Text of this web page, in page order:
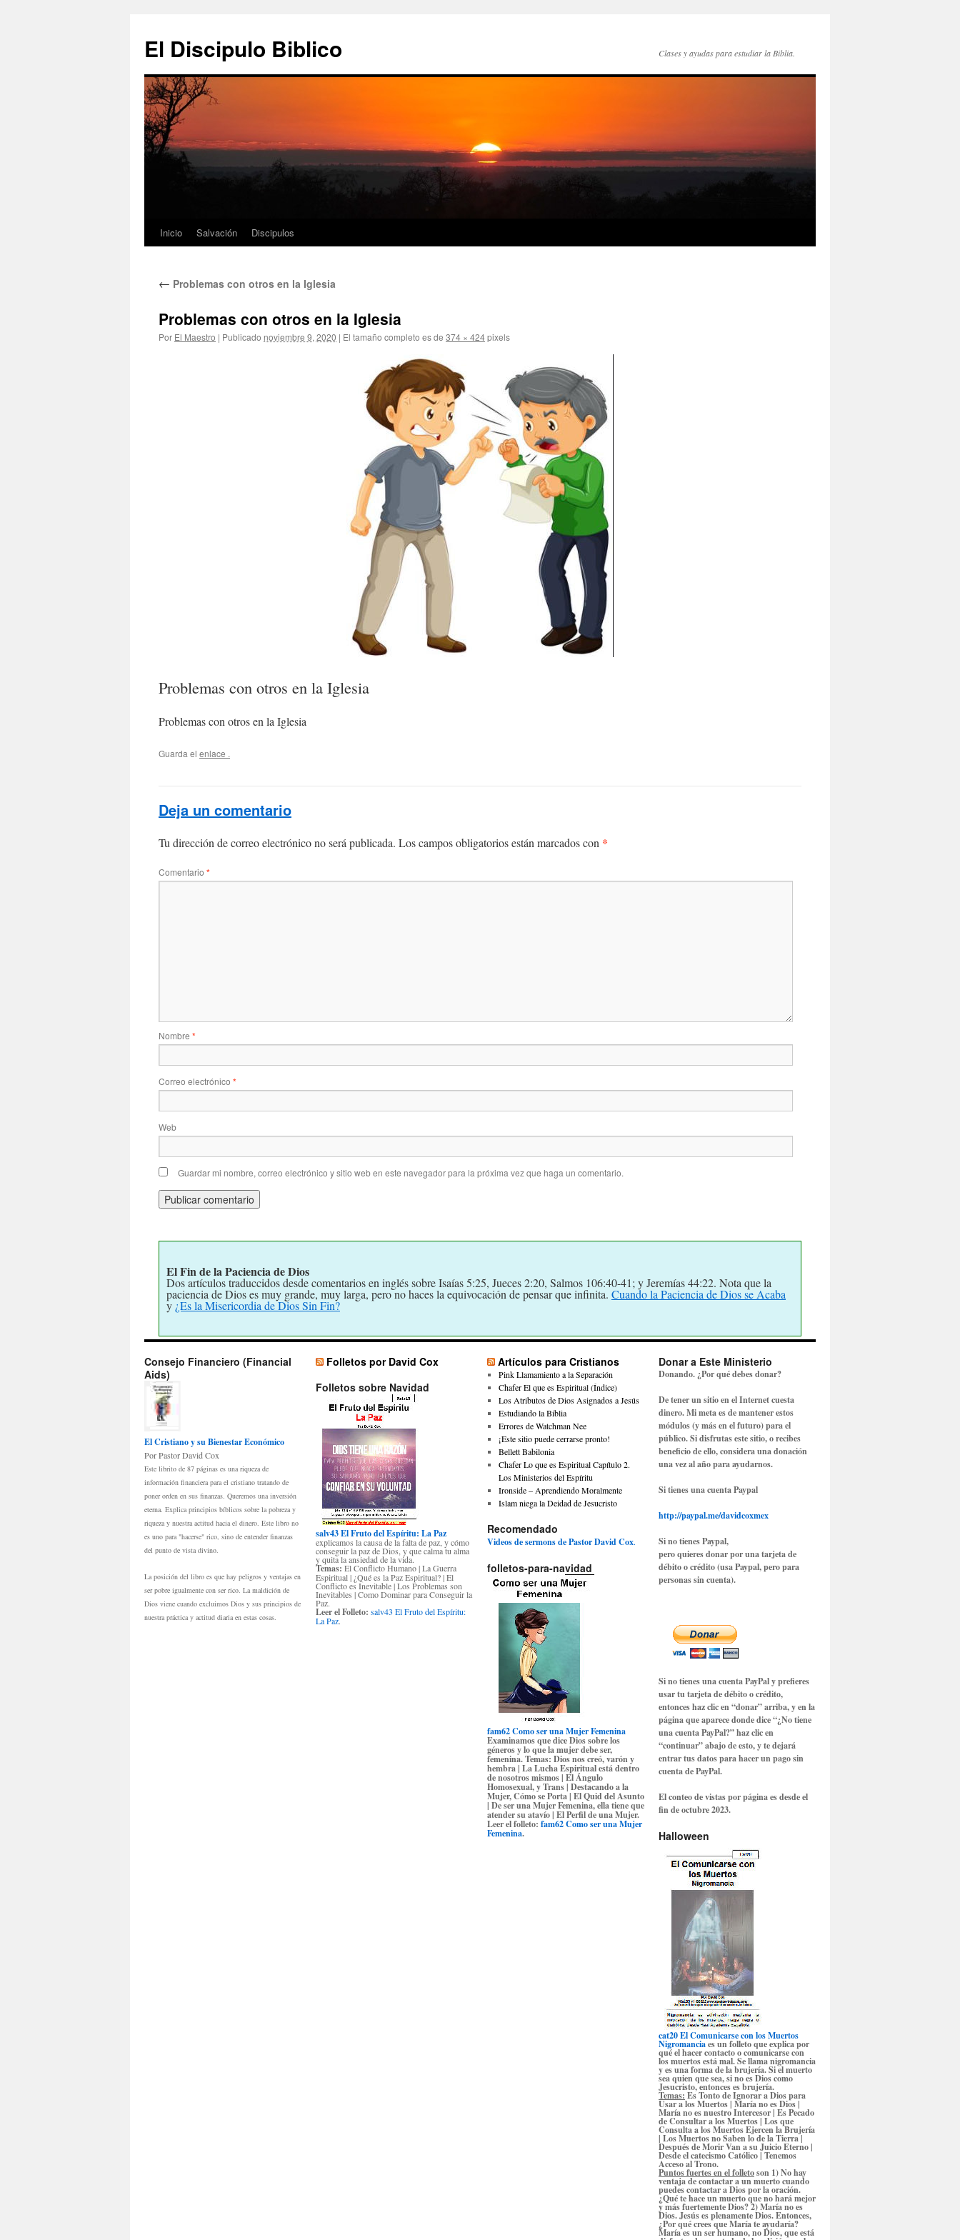
contenido
El Discipulo Biblico Clases y ayudas para estudiar la Biblia.
Inicio Salvación Discipulos
← Problemas con otros en la Iglesia
Problemas con otros en la Iglesia
Por El Maestro | Publicado noviembre 9, 2020 | El tamaño completo es de 374 × 424pixels
Problemas con otros en la Iglesia
Problemas con otros en la Iglesia
Guarda el enlace .
Deja un comentario
Tu dirección de correo electrónico no será publicada. Los campos obligatorios están marcados con *
Comentario *
Nombre *
Correo electrónico *
Web
Guardar mi nombre, correo electrónico y sitio web en este navegador para la próxima vez que haga un comentario.
El Fin de la Paciencia de Dios
Dos artículos traduccidos desde comentarios en inglés sobre Isaías 5:25, Jueces 2:20, Salmos 106:40-41; y Jeremías 44:22. Nota que la
paciencia de Dios es muy grande, muy larga, pero no haces la equivocación de pensar que infinita. Cuando la Paciencia de Dios se Acaba
y ¿Es la Misericordia de Dios Sin Fin?
Consejo Financiero (Financial
Aids)
El Cristiano y su Bienestar Económico
Por Pastor David Cox
Este librito de 87 páginas es una riqueza de
información financiera para el cristiano tratando de
poner orden en sus finanzas. Queremos una inversión
eterna. Explica principios bíblicos sobre la pobreza y
riqueza y nuestra actitud hacia el dinero. Este libro no
es uno para "hacerse" rico, sino de entender finanzas
del punto de vista divino.
La posición del libro es que hay peligros y ventajas en
ser pobre igualmente con ser rico. La maldición de
Dios viene cuando excluimos Dios y sus principios de
nuestra práctica y actitud diaria en estas cosas.
Folletos por David Cox
Folletos sobre Navidad
salv43 El Fruto del Espíritu: La Paz
explicamos la causa de la falta de paz, y cómo
conseguir la paz de Dios, y que calma tu alma
y quita la ansiedad de la vida.
Temas: El Conflicto Humano | La Guerra
Espiritual | ¿Qué es la Paz Espiritual? | El
Conflicto es Inevitable | Los Problemas son
Inevitables | Como Dominar para Conseguir la
Paz.
Leer el Folleto: salv43 El Fruto del Espíritu:
La Paz.
Artículos para Cristianos
Pink Llamamiento a la Separación
Chafer El que es Espiritual (Índice)
Los Atributos de Dios Asignados a Jesús
Estudiando la Biblia
Errores de Watchman Nee
¡Este sitio puede cerrarse pronto!
Bellett Babilonia
Chafer Lo que es Espiritual Capítulo 2.
Los Ministerios del Espíritu
Ironside – Aprendiendo Moralmente
Islam niega la Deidad de Jesucristo
Recomendado
Videos de sermons de Pastor David Cox.
folletos-para-navidad
fam62 Como ser una Mujer Femenina
Examinamos que dice Dios sobre los
géneros y lo que la mujer debe ser,
femenina.Temas: Dios nos creó, varón y
hembra | La Lucha Espiritual está dentro
de nosotros mismos | El Ángulo
Homosexual, y Trans | Destacando a la
Mujer, Cómo se Porta | El Quid del Asunto
| De ser una Mujer Femenina, ella tiene que
atender su atavío | El Perfil de una Mujer.
Leer el folleto: fam62 Como ser una Mujer
Femenina.
Donar a Este Ministerio
Donando. ¿Por qué debes donar?
De tener un sitio en el Internet cuesta
dinero. Mi meta es de mantener estos
módulos (y más en el futuro) para el
público. Si disfrutas este sitio, o recibes
beneficio de ello, considera una donación
una vez al año para ayudarnos.
Si tienes una cuenta Paypal
http://paypal.me/davidcoxmex
Si no tienes Paypal,
pero quieres donar por una tarjeta de
débito o crédito (usa Paypal, pero para
personas sin cuenta).
Si no tienes una cuenta PayPal y prefieres
usar tu tarjeta de débito o crédito,
entonces haz clic en “donar” arriba, y en la
página que aparece donde dice“¿No tiene
una cuenta PayPal?”haz clic en
“continuar” abajo de esto, y te dejará
entrar tus datos para hacer un pago sin
cuenta de PayPal.
El conteo de vistas por página es desde el
fin de octubre 2023.
Halloween
cat20 El Comunicarse con los Muertos
Nigromanciaes un folleto que explica por
qué el hacer contacto o comunicarse con
los muertos está mal. Se llama nigromancia
y es una forma de la brujería. Si el muerto
sea quien que sea, si no es Dios como
Jesucristo, entonces es brujería.
Temas: Es Tonto de Ignorar a Dios para
Usar a los Muertos | María no es Dios |
María no es nuestro Intercesor | Es Pecado
de Consultar a los Muertos | Los que
Consulta a los Muertos Ejercen la Brujería
| Los Muertos no Saben lo de la Tierra |
Después de Morir Van a su Juicio Eterno |
Desde el catecismo Católico | Tenemos
Acceso al Trono.
Puntos fuertes en el folletoson 1) No hay
ventaja de contactar a un muerto cuando
puedes contactar a Dios por la oración.
¿Qué te hace un muerto que no hará mejor
y más fuertemente Dios? 2) María no es
Dios. Jesús es plenamente Dios. Entonces,
¿Por qué crees que María te ayudaría?
María es un ser humano, no Dios, que está